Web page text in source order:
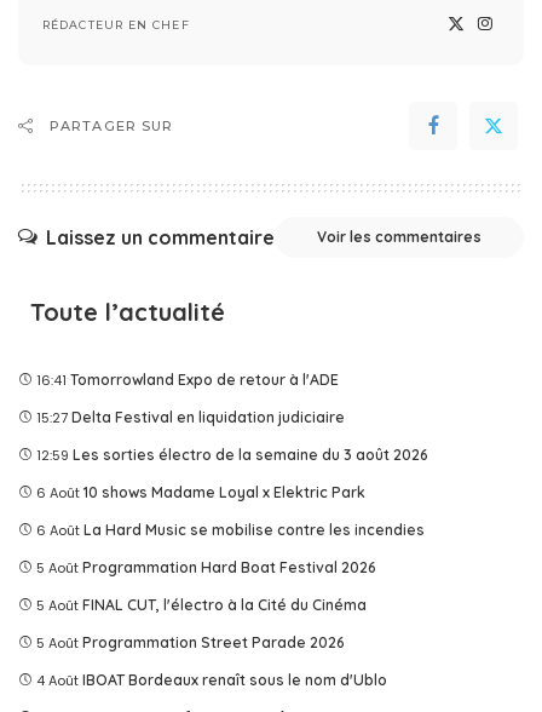
RÉDACTEUR EN CHEF
PARTAGER SUR
Laissez un commentaire Voir les commentaires
Toute l’actualité
16:41 Tomorrowland Expo de retour à l'ADE
15:27 Delta Festival en liquidation judiciaire
12:59 Les sorties électro de la semaine du 3 août 2026
6 Août 10 shows Madame Loyal x Elektric Park
6 Août La Hard Music se mobilise contre les incendies
5 Août Programmation Hard Boat Festival 2026
5 Août FINAL CUT, l'électro à la Cité du Cinéma
5 Août Programmation Street Parade 2026
4 Août IBOAT Bordeaux renaît sous le nom d'Ublo